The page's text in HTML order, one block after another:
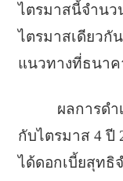
ไตรมาสนี้จำนว
ไตรมาสเดียวกั
แนวทางที่ธนาค
ผลการดำ
กับไตรมาส 4 ปี
ได้ดอกเบี้ยสุทธิ